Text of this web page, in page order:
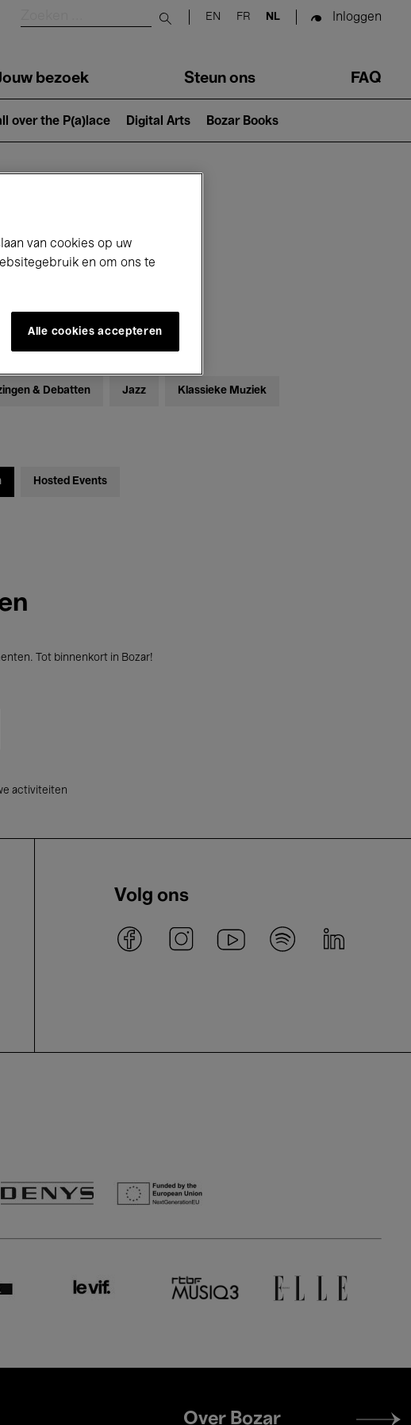
Submit search
EN FR NL Inloggen
bezoek Steun ons FAQ
over the P(a)lace Digital Arts Bozar Books
& Debatten Jazz Klassieke Muziek
Hosted Events
Tot binnenkort in Bozar!
activiteiten
Volg ons
Footer
Over Bozar
van cookies op uw
en om ons te
Alle cookies accepteren